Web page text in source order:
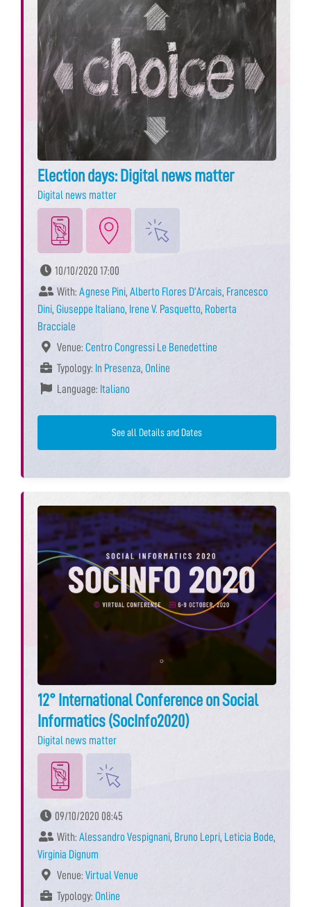
Election days: Digital news matter
Digital news matter
10/10/2020 17:00
With: Agnese Pini, Alberto Flores D’Arcais, Francesco
Dini, Giuseppe Italiano, Irene V. Pasquetto, Roberta
Bracciale
Venue: Centro Congressi Le Benedettine
Typology: In Presenza, Online
Language: Italiano
See all Details and Dates
12° International Conference on Social
Informatics (SocInfo2020)
Digital news matter
09/10/2020 08:45
With: Alessandro Vespignani, Bruno Lepri, Leticia Bode,
Virginia Dignum
Venue: Virtual Venue
Typology: Online